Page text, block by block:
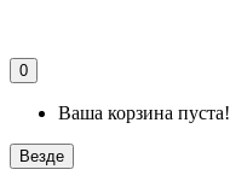
0
Ваша корзина пуста!
Везде